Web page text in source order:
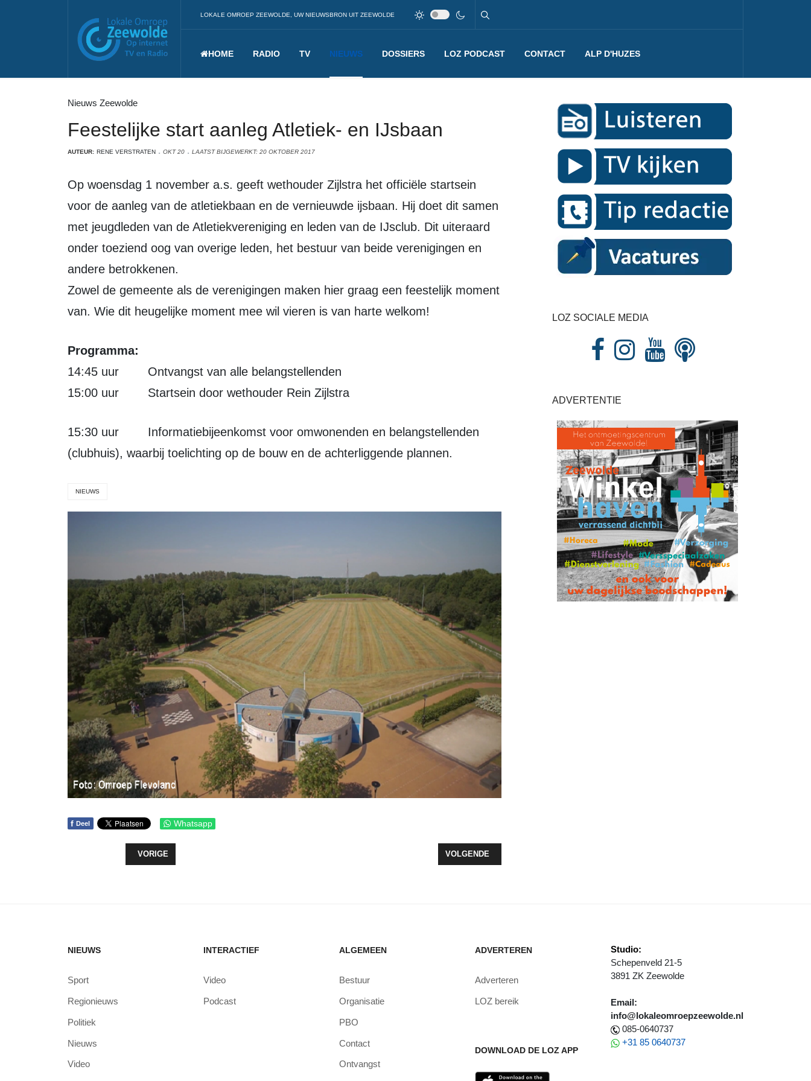
LOKALE OMROEP ZEEWOLDE, UW NIEUWSBRON UIT ZEEWOLDE
HOME RADIO TV NIEUWS DOSSIERS LOZ PODCAST CONTACT ALP D'HUZES
Nieuws Zeewolde
Feestelijke start aanleg Atletiek- en IJsbaan
AUTEUR: RENE VERSTRATEN OKT 20 LAATST BIJGEWERKT: 20 OKTOBER 2017
Op woensdag 1 november a.s. geeft wethouder Zijlstra het officiële startsein
voor de aanleg van de atletiekbaan en de vernieuwde ijsbaan. Hij doet dit samen
met jeugdleden van de Atletiekvereniging en leden van de IJsclub. Dit uiteraard
onder toeziend oog van overige leden, het bestuur van beide verenigingen en
andere betrokkenen.
Zowel de gemeente als de verenigingen maken hier graag een feestelijk moment
van. Wie dit heugelijke moment mee wil vieren is van harte welkom!
Programma:
14:45 uur Ontvangst van alle belangstellenden
15:00 uur Startsein door wethouder Rein Zijlstra
15:30 uur Informatiebijeenkomst voor omwonenden en belangstellenden
(clubhuis), waarbij toelichting op de bouw en de achterliggende plannen.
NIEUWS
f Deel Whatsapp
VORIG ARTIKEL: INFORMATIEAVOND ZEEWOLDE WINTERWORLD
VORIGE VOLGENDE ARTIKEL: VOORTGANG SOCIAAL DOMEIN EN VERANDERINGEN (UPDATE)
VOLGENDE
LOZ SOCIALE MEDIA
ADVERTENTIE
NIEUWS
Sport
Regionieuws
Politiek
Nieuws
Video
INTERACTIEF
Video
Podcast
ALGEMEEN
Bestuur
Organisatie
PBO
Contact
Ontvangst
ADVERTEREN
Adverteren
LOZ bereik
DOWNLOAD DE LOZ APP
Studio:
Schepenveld 21-5
3891 ZK Zeewolde
Email:
info@lokaleomroepzeewolde.nl
085-0640737
+31 85 0640737